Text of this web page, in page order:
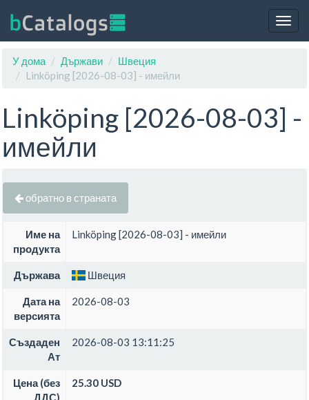
У дома
Държави
Швеция
Linköping [2026-08-03] - имейли
Linköping [2026-08-03] -
имейли
обратно в страната
Име на
продукта
Linköping [2026-08-03] - имейли
Държава Швеция
Дата на
версията
2026-08-03
Създаден
Ат
2026-08-03 13:11:25
Цена (без
ДДС)
25.30 USD